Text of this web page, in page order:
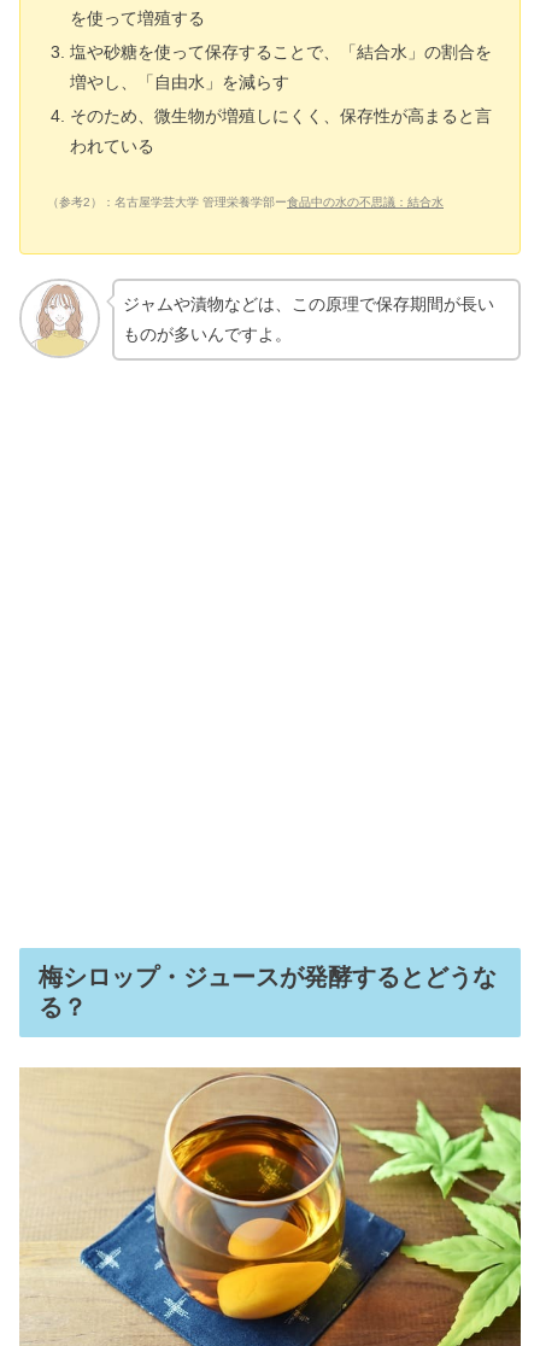
を使って増殖する
塩や砂糖を使って保存することで、「結合水」の割合を
増やし、「自由水」を減らす
そのため、微生物が増殖しにくく、保存性が高まると言
われている
（参考2）：名古屋学芸大学 管理栄養学部ー食品中の水の不思議：結合水
ジャムや漬物などは、この原理で保存期間が長い
ものが多いんですよ。
梅シロップ・ジュースが発酵するとどうな
る？